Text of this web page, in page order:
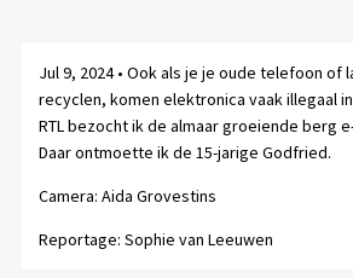
Jul 9, 2024 • Ook als je je oude telefoon
recyclen, komen elektronica vaak illegaal
RTL bezocht ik de almaar groeiende berg
Daar ontmoette ik de 15-jarige Godfried.
Camera: Aida Grovestins
Reportage: Sophie van Leeuwen